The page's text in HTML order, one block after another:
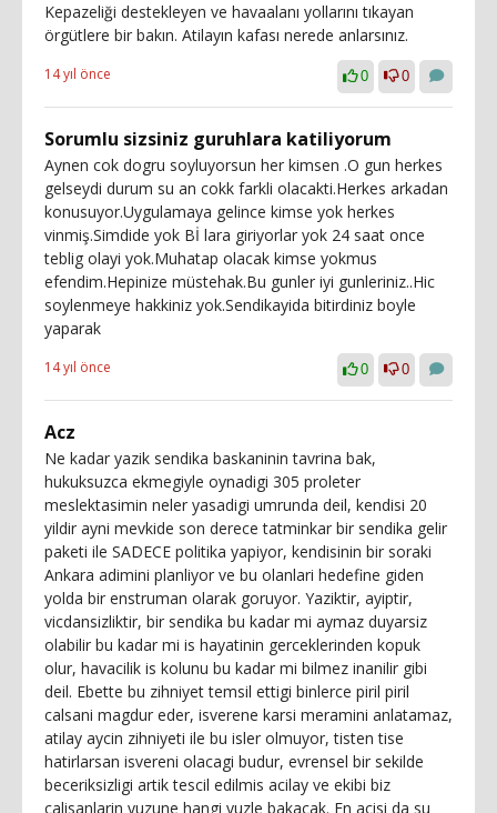
Kepazeliği destekleyen ve havaalanı yollarını tıkayan
örgütlere bir bakın. Atilayın kafası nerede anlarsınız.
14 yıl önce 0 0
Sorumlu sizsiniz guruhlara katiliyorum
Aynen cok dogru soyluyorsun her kimsen .O gun herkes
gelseydi durum su an cokk farkli olacakti.Herkes arkadan
konusuyor.Uygulamaya gelince kimse yok herkes
vinmiş.Simdide yok Bİ lara giriyorlar yok 24 saat once
teblig olayi yok.Muhatap olacak kimse yokmus
efendim.Hepinize müstehak.Bu gunler iyi gunleriniz..Hic
soylenmeye hakkiniz yok.Sendikayida bitirdiniz boyle
yaparak
14 yıl önce 0 0
Acz
Ne kadar yazik sendika baskaninin tavrina bak,
hukuksuzca ekmegiyle oynadigi 305 proleter
meslektasimin neler yasadigi umrunda deil, kendisi 20
yildir ayni mevkide son derece tatminkar bir sendika gelir
paketi ile SADECE politika yapiyor, kendisinin bir soraki
Ankara adimini planliyor ve bu olanlari hedefine giden
yolda bir enstruman olarak goruyor. Yaziktir, ayiptir,
vicdansizliktir, bir sendika bu kadar mi aymaz duyarsiz
olabilir bu kadar mi is hayatinin gerceklerinden kopuk
olur, havacilik is kolunu bu kadar mi bilmez inanilir gibi
deil. Ebette bu zihniyet temsil ettigi binlerce piril piril
calsani magdur eder, isverene karsi meramini anlatamaz,
atilay aycin zihniyeti ile bu isler olmuyor, tisten tise
hatirlarsan isvereni olacagi budur, evrensel bir sekilde
beceriksizligi artik tescil edilmis acilay ve ekibi biz
calisanlarin yuzune hangi yuzle bakacak. En acisi da su